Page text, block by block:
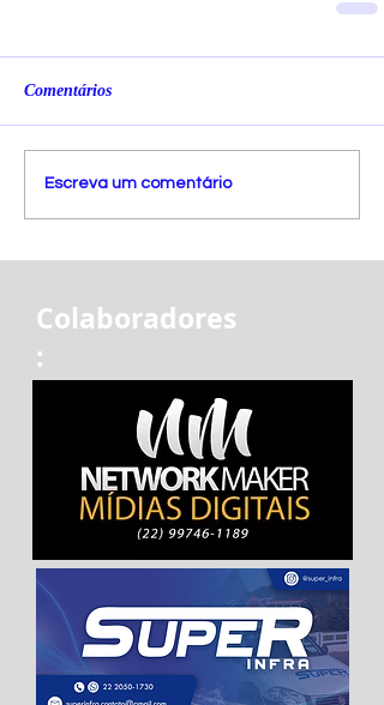
Comentários
Escreva um comentário
Colaboradores
: